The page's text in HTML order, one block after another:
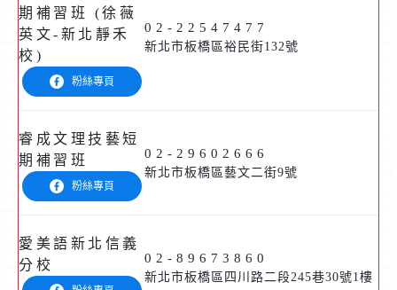
期補習班 (徐薇
英文-新北靜禾
校)
粉絲專頁
02-22547477
新北市板橋區裕民街132號
睿成文理技藝短
期補習班
粉絲專頁
02-29602666
新北市板橋區藝文二街9號
愛美語新北信義
分校
02-89673860
新北市板橋區四川路二段245巷30號1樓